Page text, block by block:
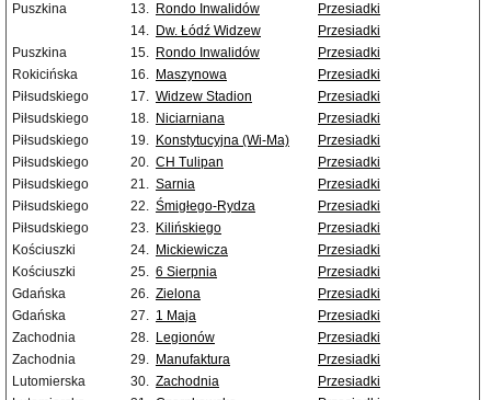
Puszkina
13. Rondo Inwalidów
Przesiadki
14. Dw. Łódź Widzew
Przesiadki
Puszkina
15. Rondo Inwalidów
Przesiadki
Rokicińska
16. Maszynowa
Przesiadki
Piłsudskiego
17. Widzew Stadion
Przesiadki
Piłsudskiego
18. Niciarniana
Przesiadki
Piłsudskiego
19. Konstytucyjna (Wi-Ma)
Przesiadki
Piłsudskiego
20. CH Tulipan
Przesiadki
Piłsudskiego
21. Sarnia
Przesiadki
Piłsudskiego
22. Śmigłego-Rydza
Przesiadki
Piłsudskiego
23. Kilińskiego
Przesiadki
Kościuszki
24. Mickiewicza
Przesiadki
Kościuszki
25. 6 Sierpnia
Przesiadki
Gdańska
26. Zielona
Przesiadki
Gdańska
27. 1 Maja
Przesiadki
Zachodnia
28. Legionów
Przesiadki
Zachodnia
29. Manufaktura
Przesiadki
Lutomierska
30. Zachodnia
Przesiadki